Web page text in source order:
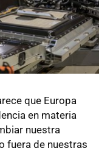
que Europa
en materia
nuestra
fuera de nuestras